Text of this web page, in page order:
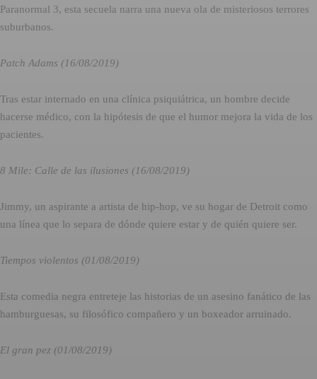
Paranormal 3, esta secuela narra una nueva ola de misteriosos terrores
suburbanos.
Patch Adams (16/08/2019)
Tras estar internado en una clínica psiquiátrica, un hombre decide
hacerse médico, con la hipótesis de que el humor mejora la vida de los
pacientes.
8 Mile: Calle de las ilusiones (16/08/2019)
Jimmy, un aspirante a artista de hip-hop, ve su hogar de Detroit como
una línea que lo separa de dónde quiere estar y de quién quiere ser.
Tiempos violentos (01/08/2019)
Esta comedia negra entreteje las historias de un asesino fanático de las
hamburguesas, su filosófico compañero y un boxeador arruinado.
El gran pez (01/08/2019)